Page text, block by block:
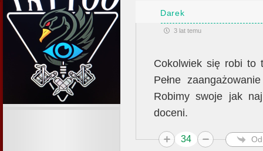
Darek
3 lat temu
Cokolwiek się robi to
Pełne
Robimy swoje jak
doceni.
34